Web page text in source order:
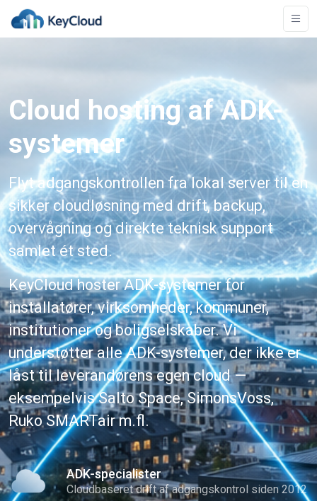
Cloud hosting af ADK-
systemer
Flyt adgangskontrollen fra lokal server til en
sikker cloudløsning med drift, backup,
overvågning og direkte teknisk support
samlet ét sted.
KeyCloud hoster ADK-systemer for
installatører, virksomheder, kommuner,
institutioner og boligselskaber. Vi
understøtter alle ADK-systemer, der ikke er
låst til leverandørens egen cloud —
eksempelvis Salto Space, SimonsVoss,
Ruko SMARTair m.fl.
ADK-specialister
Cloudbaseret drift af adgangskontrol siden 2012